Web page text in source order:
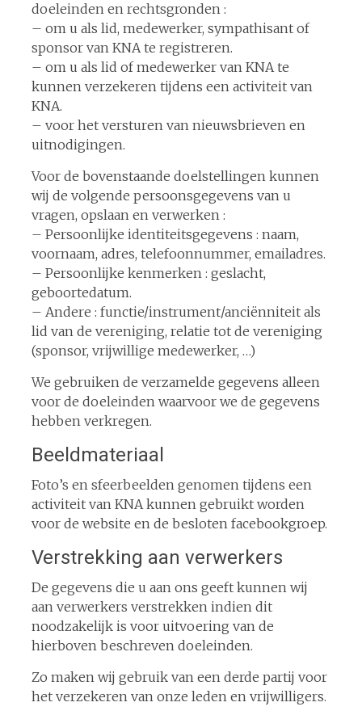
doeleinden en rechtsgronden :
– om u als lid, medewerker, sympathisant of
sponsor van KNA te registreren.
– om u als lid of medewerker van KNA te
kunnen verzekeren tijdens een activiteit van
KNA.
– voor het versturen van nieuwsbrieven en
uitnodigingen.
Voor de bovenstaande doelstellingen kunnen
wij de volgende persoonsgegevens van u
vragen, opslaan en verwerken :
– Persoonlijke identiteitsgegevens : naam,
voornaam, adres, telefoonnummer, emailadres.
– Persoonlijke kenmerken : geslacht,
geboortedatum.
– Andere : functie/instrument/anciënniteit als
lid van de vereniging, relatie tot de vereniging
(sponsor, vrijwillige medewerker, …)
We gebruiken de verzamelde gegevens alleen
voor de doeleinden waarvoor we de gegevens
hebben verkregen.
Beeldmateriaal
Foto’s en sfeerbeelden genomen tijdens een
activiteit van KNA kunnen gebruikt worden
voor de website en de besloten facebookgroep.
Verstrekking aan verwerkers
De gegevens die u aan ons geeft kunnen wij
aan verwerkers verstrekken indien dit
noodzakelijk is voor uitvoering van de
hierboven beschreven doeleinden.
Zo maken wij gebruik van een derde partij voor
het verzekeren van onze leden en vrijwilligers.